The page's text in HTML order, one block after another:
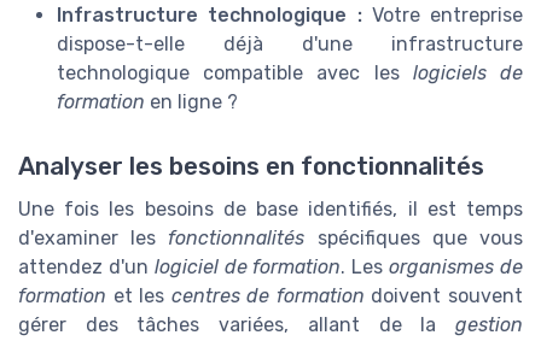
Infrastructure technologique :Votre entreprise
dispose-t-elle déjà d'une infrastructure
technologique compatible avec les logiciels de
formation en ligne ?
Analyser les besoins en fonctionnalités
Une fois les besoins de base identifiés, il est temps
d'examiner les fonctionnalités spécifiques que vous
attendez d'un logiciel de formation. Lesorganismes de
formation et les centres de formation doivent souvent
gérer des tâches variées, allant de la gestion